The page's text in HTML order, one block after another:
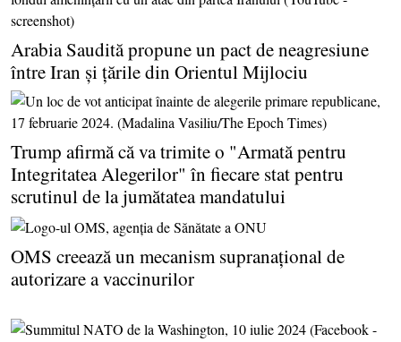
Arabia Saudită propune un pact de neagresiune
între Iran şi ţările din Orientul Mijlociu
Trump afirmă că va trimite o "Armată pentru
Integritatea Alegerilor" în fiecare stat pentru
scrutinul de la jumătatea mandatului
OMS creează un mecanism supranaţional de
autorizare a vaccinurilor